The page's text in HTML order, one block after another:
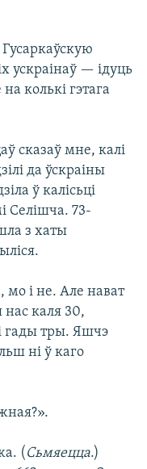
ускраінаў — ідуць
колькі гэтага
сказаў мне, калі
да ўскраіны
ў калісьці
Селішча. 73-
з хаты
і не. Але нават
нас каля 30,
гады тры. Яшчэ
ні ў каго
( Сьмяецца.)